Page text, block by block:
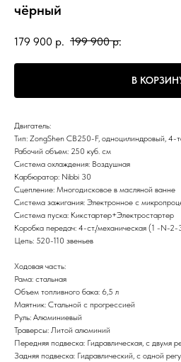
чёрный
179 900 р. 199 900 р.
В
Двигатель:
Тип: ZongShen CB250-F, одноцилиндровый, 4-
Рабочий объем: 250 куб. см
Система охлаждения: Воздушная
Карбюратор: Nibbi 30
Сцепление: Многодисковое в масляной ванне
Система зажигания: Электронное c
Система пуска: Кикстартер+Электростартер
Коробка передач: 4-ст./механическая (1 -N-
Цепь: 520-110 звеньев
Ходовая часть:
Рама: стальная
Объем топливного бака: 6,5 л
Маятник: Стальной с прогрессией
Руль: Алюминиевый
Траверсы: Литой алюминий
Передняя подвеска: Гидравлическая, с двумя
Задняя подвеска: Гидравлический, с одной